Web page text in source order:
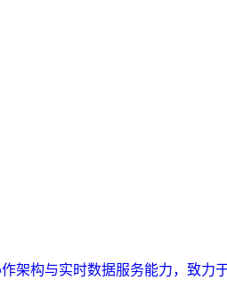
构与实时数据服务能力，致力